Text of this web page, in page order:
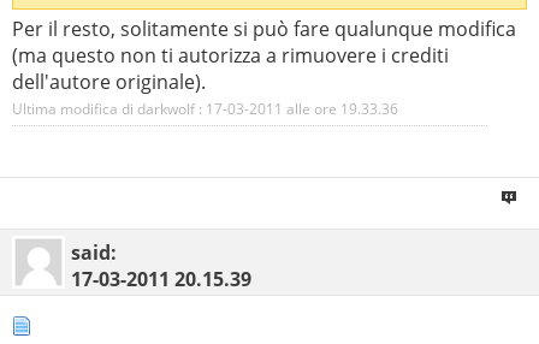
Per il resto, solitamente si può fare qualunque modifica
(ma questo non ti autorizza a rimuovere i crediti
dell'autore originale).
Ultima modifica di darkwolf : 17-03-2011 alle ore 19.33.36
said:
17-03-2011 20.15.39